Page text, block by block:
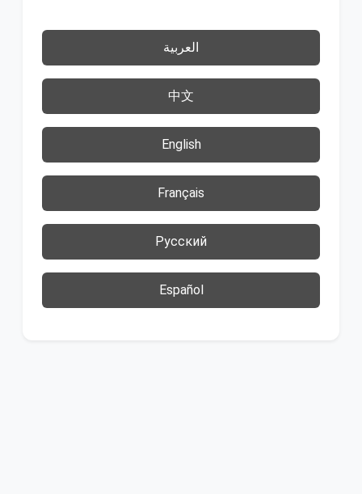
العربية
中文
English
Français
Русский
Español